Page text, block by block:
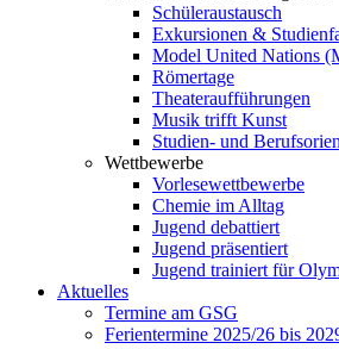
Schüleraustausch
Exkursionen &
Model United Nations
Römertage
Theateraufführungen
Musik trifft Kunst
Studien- und
Wettbewerbe
Vorlesewettbewerbe
Chemie im Alltag
Jugend debattiert
Jugend präsentiert
Jugend trainiert für
Aktuelles
Termine am GSG
Ferientermine 2025/26 bis